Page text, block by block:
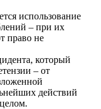
использование
– при их
право не
который
– от
действий